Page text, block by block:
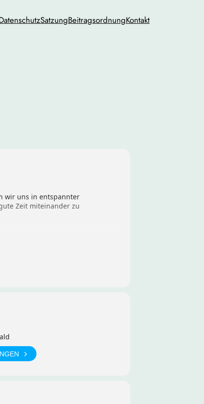
SatzungBeitragsordnungKontakt
wir uns in entspannter
Zeit miteinander zu